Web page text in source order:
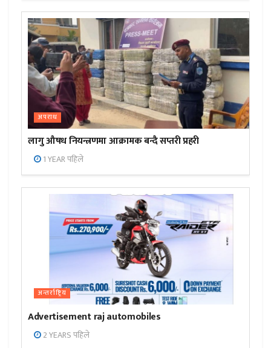
अपराध
लागु औषध नियन्त्रणमा आक्रामक बन्दै सप्तरी प्रहरी
1 YEAR पहिले
अन्तर्राष्ट्रिय
Advertisement raj automobiles
2 YEARS पहिले